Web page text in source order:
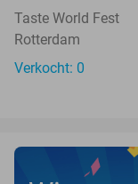
Taste World Fest
Rotterdam
Verkocht: 0